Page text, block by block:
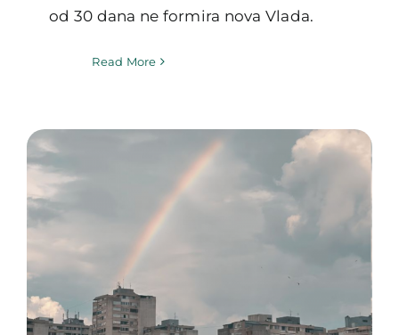
od 30 dana ne formira nova Vlada.
Read More